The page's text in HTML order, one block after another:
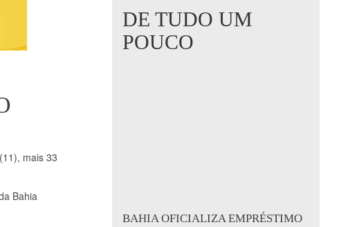
mais 33
Bahia
DE TUDO UM
POUCO
BAHIA OFICIALIZA EMPRÉSTIMO